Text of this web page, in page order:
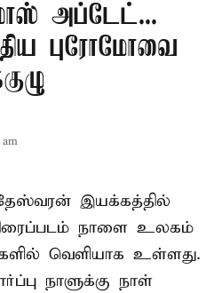
அப்டேட்...
புரோமோவை
இயக்கத்தில்
திரைப்படம் நாளை உலகம்
வெளியாக உள்ளது.
நாளுக்கு நாள்